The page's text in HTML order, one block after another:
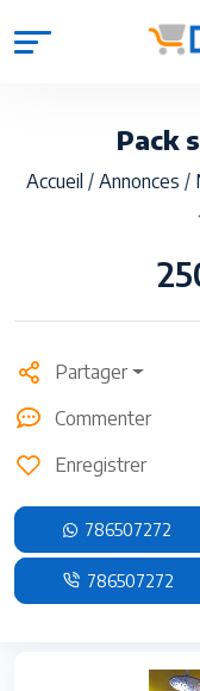
Pack
Accueil / Annonces /
Partager
Commenter
Enregistrer
786507272
786507272